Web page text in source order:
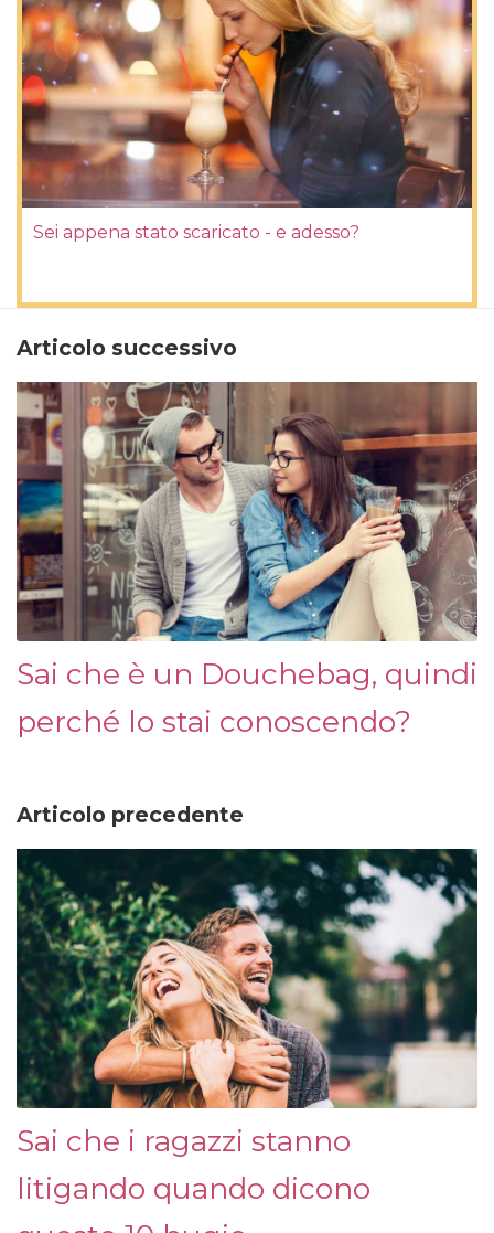
Sei appena stato scaricato - e adesso?
Articolo successivo
Sai che è un Douchebag, quindi
perché lo stai conoscendo?
Articolo precedente
Sai che i ragazzi stanno
litigando quando dicono